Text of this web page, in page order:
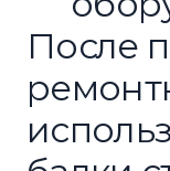
После